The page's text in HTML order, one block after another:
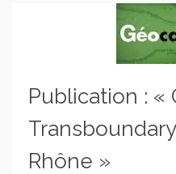
Publication : «
Rhône »